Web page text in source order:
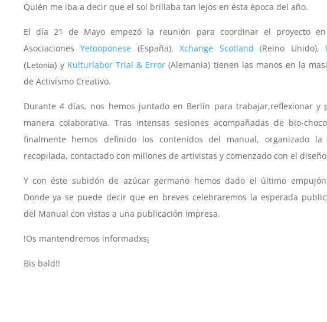
Quién me iba a decir que el sol brillaba tan lejos en ésta época del año.
El día 21 de Mayo empezó la reunión para coordinar el proyecto
AsociacionesYetooponese (España),Xchange Scotland (Reino Unido),
(Letonia) y Kulturlabor Trial & Error (Alemania) tienen las manos en la
de Activismo Creativo.
Durante 4 días, nos hemos juntado en Berlín para trabajar,reflexionar y
manera colaborativa. Tras intensas sesiones acompañadas de bio-
finalmente hemos definido los contenidos del manual, organizado la
recopilada, contactado con millones de artivistas y comenzado con el
Y con éste subidón de azúcar germano hemos dado el último
Donde ya se puede decir que en breves celebraremos la esperada
del Manual con vistas a una publicación impresa.
!Os mantendremos informadxs¡
Bis bald!!